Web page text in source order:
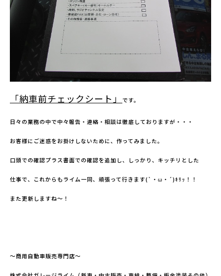
「納車前チェックシート」 です。
日々の業務の中で中々報告・連絡・相談は徹底しておりますが・・・
お客様にご迷惑をお掛けしないために、作ってみました。
口頭での確認プラス書面での確認を追加し、しっかり、キッチリとした
仕事で、これからもライム一同、頑張って行きます(`・ω・´)ｷﾘｯ！！
また更新しますね～！
～商用自動車販売専門店～